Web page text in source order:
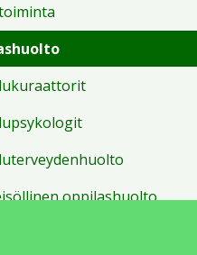
oppilashuolto